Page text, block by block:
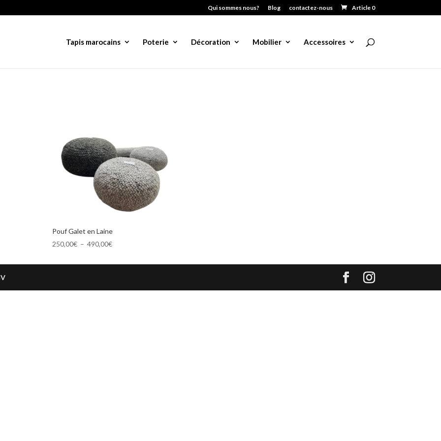
Qui sommes nous? Blog contactez-nous Article 0
Tapis marocains Poterie Décoration Mobilier Accessoires
Pouf Galet en Laine
250,00€ – 490,00€Plage
prix :
à